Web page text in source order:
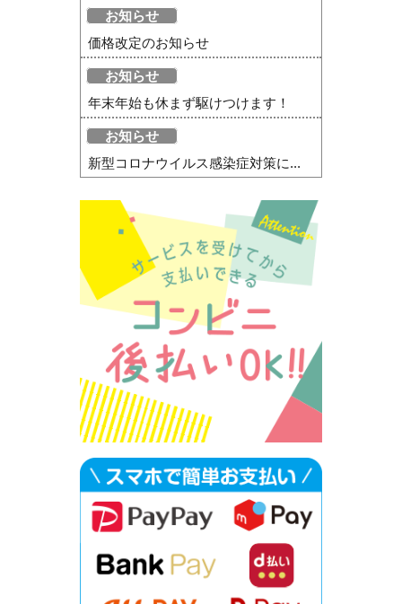
お知らせ
価格改定のお知らせ
お知らせ
年末年始も休まず駆けつけます！
お知らせ
新型コロナウイルス感染症対策に...